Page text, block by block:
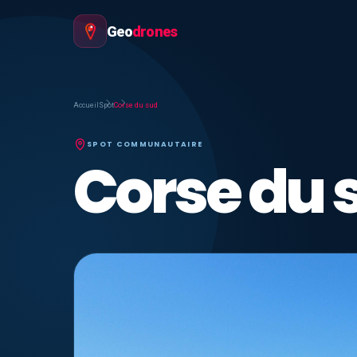
Geodrones
Accueil SpotCorse du sud
SPOT COMMUNAUTAIRE
Corse du